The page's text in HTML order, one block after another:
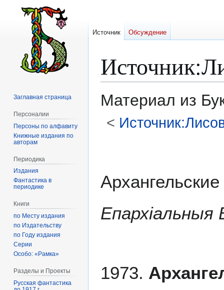
Источник:
Материал из
<
1973.
Источник Обсуждение
Заглавная страница
Персоналии
Персоны по алфавиту
Книжные издания по
авторам
Периодика
Издания
Фантастика в
периодике
Книги
по Месту издания
по Издательству
по Году издания
Серии
Особо: «Рамка»
Разделы и Проекты
Русская фантастика